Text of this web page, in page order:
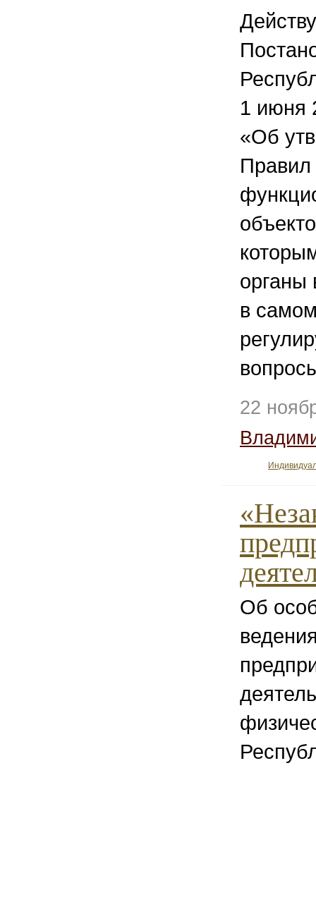
1 июня
«Об
Правил
органы
в
22
Об